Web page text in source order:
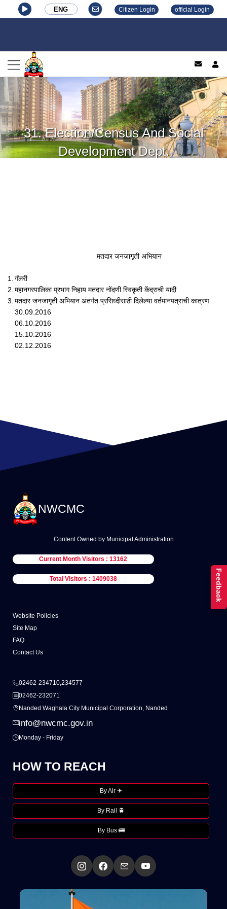
ENG Citizen Login official Login
31. Election/Census And Social
Development Dept.
मतदार जनजागृती अभियान
1. गॅलरी
2. महानगरपालिका प्रभाग निहाय मतदार नोंदणी स्विकृती केंद्राची यादी
3. मतदार जनजागृती अभियान अंतर्गत प्रसिध्दीसाठी दिलेल्या वर्तमानपत्राची कात्रण
30.09.2016
06.10.2016
15.10.2016
02.12.2016
NWCMC
Content Owned by Municipal Administration
Current Month Visitors : 13162
Total Visitors : 1409038
Website Policies
Site Map
FAQ
Contact Us
02462-234710,234577
02462-232071
Nanded Waghala City Municipal Corporation, Nanded
info@nwcmc.gov.in
Monday - Friday
HOW TO REACH
By Air ✈
By Rail 🚆
By Bus 🚌
Feedback